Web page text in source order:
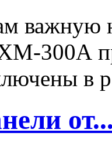
важную
300А
в